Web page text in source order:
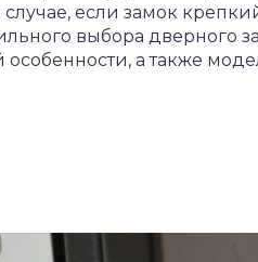
случае, если замок
выбора дверного
особенности, а также